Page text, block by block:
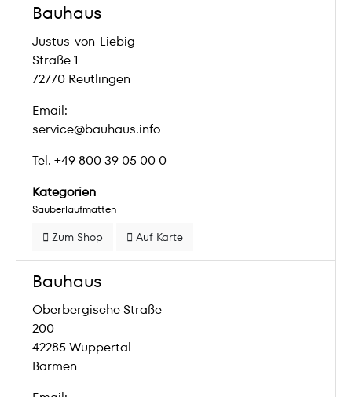
Bauhaus
Justus-von-Liebig-
Straße 1
72770 Reutlingen
Email:
service@bauhaus.info
Tel. +49 800 39 05 00 0
Kategorien
Sauberlaufmatten
Zum Shop Auf Karte
Bauhaus
Oberbergische Straße
200
42285 Wuppertal -
Barmen